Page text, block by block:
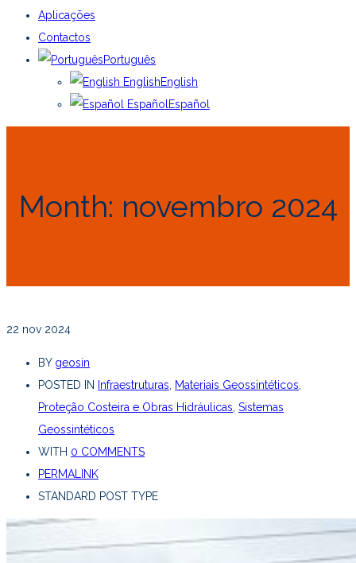
Aplicações
Contactos
Português
EnglishEnglish
Español Español
Month: novembro 2024
22 nov 2024
BY geosin
POSTED IN
Infraestruturas Materiais Geossintéticos
Proteção Costeira e Obras Hidráulicas Sistemas
Geossintéticos
WITH 0 COMMENTS
PERMALINK
STANDARD POST TYPE